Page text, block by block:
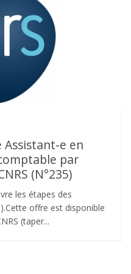
Assistant-e en
par
(N°235)
les étapes des
offre est disponible
(taper...